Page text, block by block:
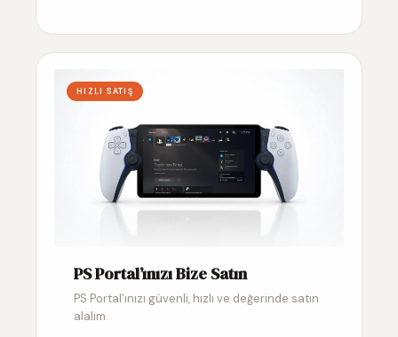
HIZLI SATIŞ
PS Portal’ınızı Bize Satın
PS Portal’ınızı güvenli, hızlı ve değerinde satın
alalım